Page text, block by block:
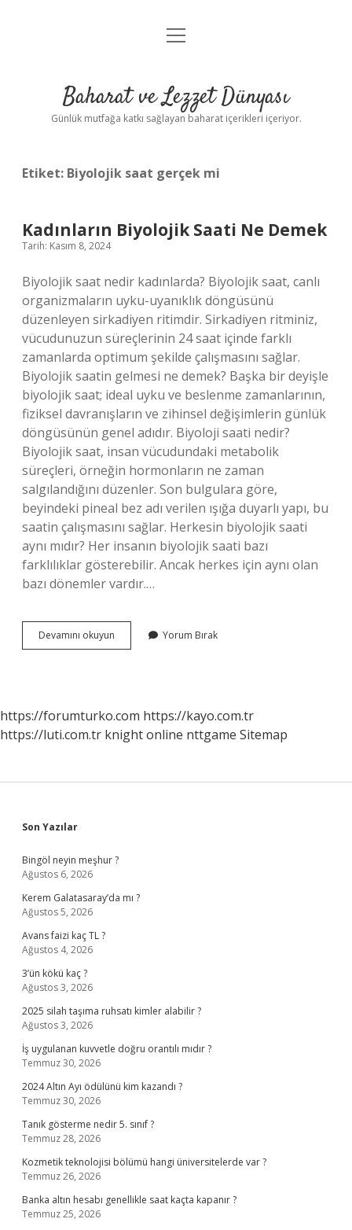
Anasayfa
Yasal Uyarı
menüyü
Baharat ve Lezzet Dünyası
Günlük mutfağa katkı sağlayan baharat içerikleri içeriyor.
Etiket: Biyolojik saat gerçek mi
Kadınların Biyolojik Saati Ne Demek
Tarih: Kasım 8, 2024
Biyolojik saat nedir kadınlarda? Biyolojik saat, canlı
organizmaların uyku-uyanıklık döngüsünü
düzenleyen sirkadiyen ritimdir. Sirkadiyen ritminiz,
vücudunuzun süreçlerinin 24 saat içinde farklı
zamanlarda optimum şekilde çalışmasını sağlar.
Biyolojik saatin gelmesi ne demek? Başka bir deyişle
biyolojik saat; ideal uyku ve beslenme zamanlarının,
fiziksel davranışların ve zihinsel değişimlerin günlük
döngüsünün genel adıdır. Biyoloji saati nedir?
Biyolojik saat, insan vücudundaki metabolik
süreçleri, örneğin hormonların ne zaman
salgılandığını düzenler. Son bulgulara göre,
beyindeki pineal bez adı verilen ışığa duyarlı yapı, bu
saatin çalışmasını sağlar. Herkesin biyolojik saati
aynı mıdır? Her insanın biyolojik saati bazı
farklılıklar gösterebilir. Ancak herkes için aynı olan
bazı dönemler vardır.…
Devamını okuyun Kadınların
Biyolojik
Yorum Bırak
https://forumturko.com https://kayo.com.tr
https://luti.com.tr knight online nttgame Sitemap
Sidebar
Son Yazılar
Bingöl neyin meşhur ?
Ağustos 6, 2026
Kerem Galatasaray’da mı ?
Ağustos 5, 2026
Avans faizi kaç TL ?
Ağustos 4, 2026
3’ün kökü kaç ?
Ağustos 3, 2026
2025 silah taşıma ruhsatı kimler alabilir ?
Ağustos 3, 2026
İş uygulanan kuvvetle doğru orantılı mıdır ?
Temmuz 30, 2026
2024 Altın Ayı ödülünü kim kazandı ?
Temmuz 30, 2026
Tanık gösterme nedir 5. sınıf ?
Temmuz 28, 2026
Kozmetik teknolojisi bölümü hangi üniversitelerde var ?
Temmuz 26, 2026
Banka altın hesabı genellikle saat kaçta kapanır ?
Temmuz 25, 2026